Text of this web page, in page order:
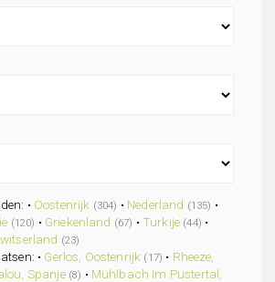
• Oostenrijk (304) • Nederland (135) •
(120) • Griekenland (67) • Turkije (44) •
(23)
• Gerlos, Oostenrijk (17) • Rheeze,
Spanje (8) • Mühlbach Im Pustertal,